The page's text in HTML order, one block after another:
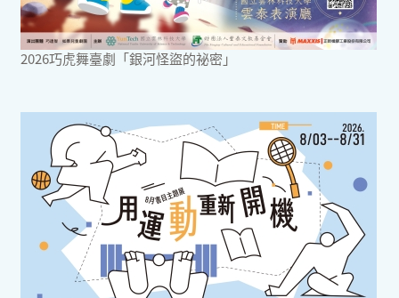
2026巧虎舞臺劇「銀河怪盜的祕密」